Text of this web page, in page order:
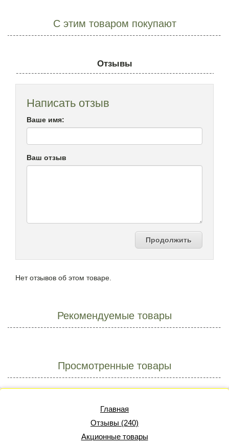
С этим товаром покупают
Отзывы
Написать отзыв
Ваше имя:
Ваш отзыв
Продолжить
Нет отзывов об этом товаре.
Рекомендуемые товары
Просмотренные товары
Главная
Отзывы (240)
Акционные товары